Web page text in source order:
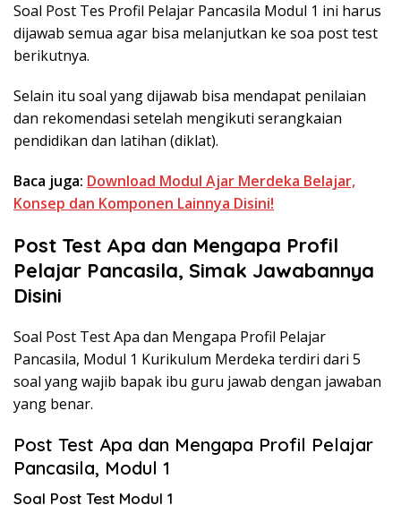
Soal Post Tes Profil Pelajar Pancasila Modul 1 ini harus
dijawab semua agar bisa melanjutkan ke soa post test
berikutnya.
Selain itu soal yang dijawab bisa mendapat penilaian
dan rekomendasi setelah mengikuti serangkaian
pendidikan dan latihan (diklat).
Baca juga: Download Modul Ajar Merdeka Belajar,
Konsep dan Komponen Lainnya Disini!
Post Test Apa dan Mengapa Profil
Pelajar Pancasila, Simak Jawabannya
Disini
Soal Post Test Apa dan Mengapa Profil Pelajar
Pancasila, Modul 1 Kurikulum Merdeka terdiri dari 5
soal yang wajib bapak ibu guru jawab dengan jawaban
yang benar.
Post Test Apa dan Mengapa Profil Pelajar
Pancasila, Modul 1
Soal Post Test Modul 1